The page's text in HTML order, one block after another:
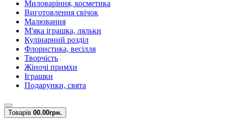
Миловаріння, косметика
Виготовлення свічок
Малювання
М'яка іграшка, ляльки
Кулінарний розділ
Флористика, весілля
Творчість
Жіночі примхи
Іграшки
Подарунки, свята
Товарів 00.00грн.